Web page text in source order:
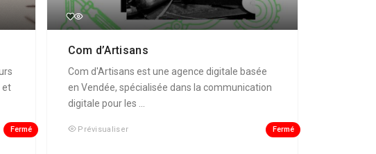
et
Fermé
Com d’Artisans
Com d'Artisans est une agence digitale basée
en Vendée, spécialisée dans la communication
digitale pour les ...
Prévisualiser Fermé